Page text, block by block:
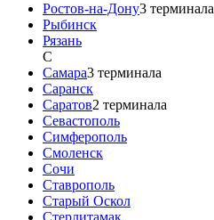
Ростов-на-Дону3 терминала
Рыбинск
Рязань
С
Самара3 терминала
Саранск
Саратов2 терминала
Севастополь
Симферополь
Смоленск
Сочи
Ставрополь
Старый Оскол
Стерлитамак